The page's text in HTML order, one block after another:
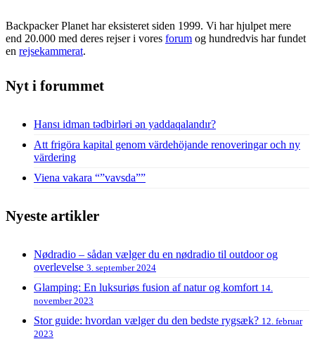
Backpacker Planet har eksisteret siden 1999. Vi har hjulpet mere
end 20.000 med deres rejser i vores forum og hundredvis har fundet
en rejsekammerat.
Nyt i forummet
Hansı idman tədbirləri ən yaddaqalandır?
Att frigöra kapital genom värdehöjande renoveringar och ny
värdering
Viena vakara “”vavsda””
Nyeste artikler
Nødradio – sådan vælger du en nødradio til outdoor og
overlevelse 3. september 2024
Glamping: En luksuriøs fusion af natur og komfort 14.
november 2023
Stor guide: hvordan vælger du den bedste rygsæk? 12. februar
2023